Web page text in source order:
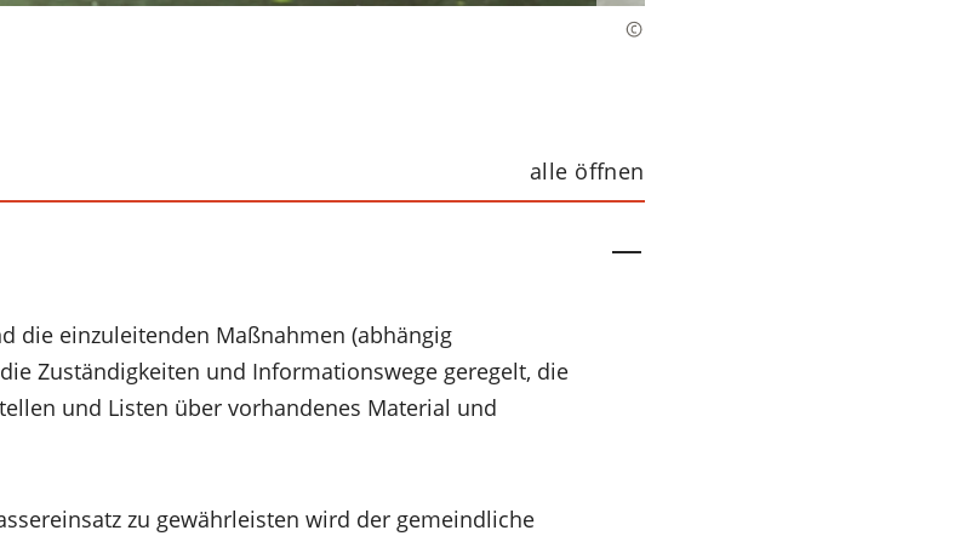
alle öffnen
die einzuleitenden Maßnahmen (abhängig
Zuständigkeiten und Informationswege geregelt, die
und Listen über vorhandenes Material und
zu gewährleisten wird der gemeindliche